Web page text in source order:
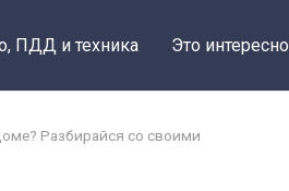
ПДД и техника Это интересно
Разбирайся со своими